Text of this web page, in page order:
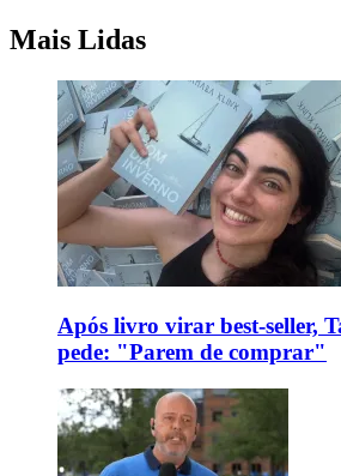
Mais Lidas
Após livro virar best-seller,
pede: "Parem de comprar"